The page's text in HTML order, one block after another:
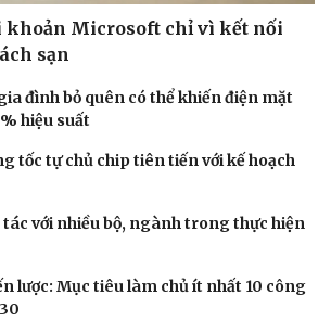
Đời sống
Blog
Tình yêu - Gia đình
khoản Microsoft chỉ vì kết nối
sạn
đình bỏ quên có thể khiến điện mặt
hiệu suất
tốc tự chủ chip tiên tiến với kế hoạch
tác với nhiều bộ, ngành trong thực hiện
lược: Mục tiêu làm chủ ít nhất 10 công